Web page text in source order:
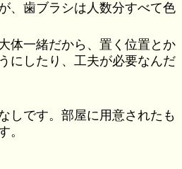
、歯ブラシは人数分すべて色
体一緒だから、置く位置とか
にしたり、工夫が必要なんだ
しです。部屋に用意されたも
。